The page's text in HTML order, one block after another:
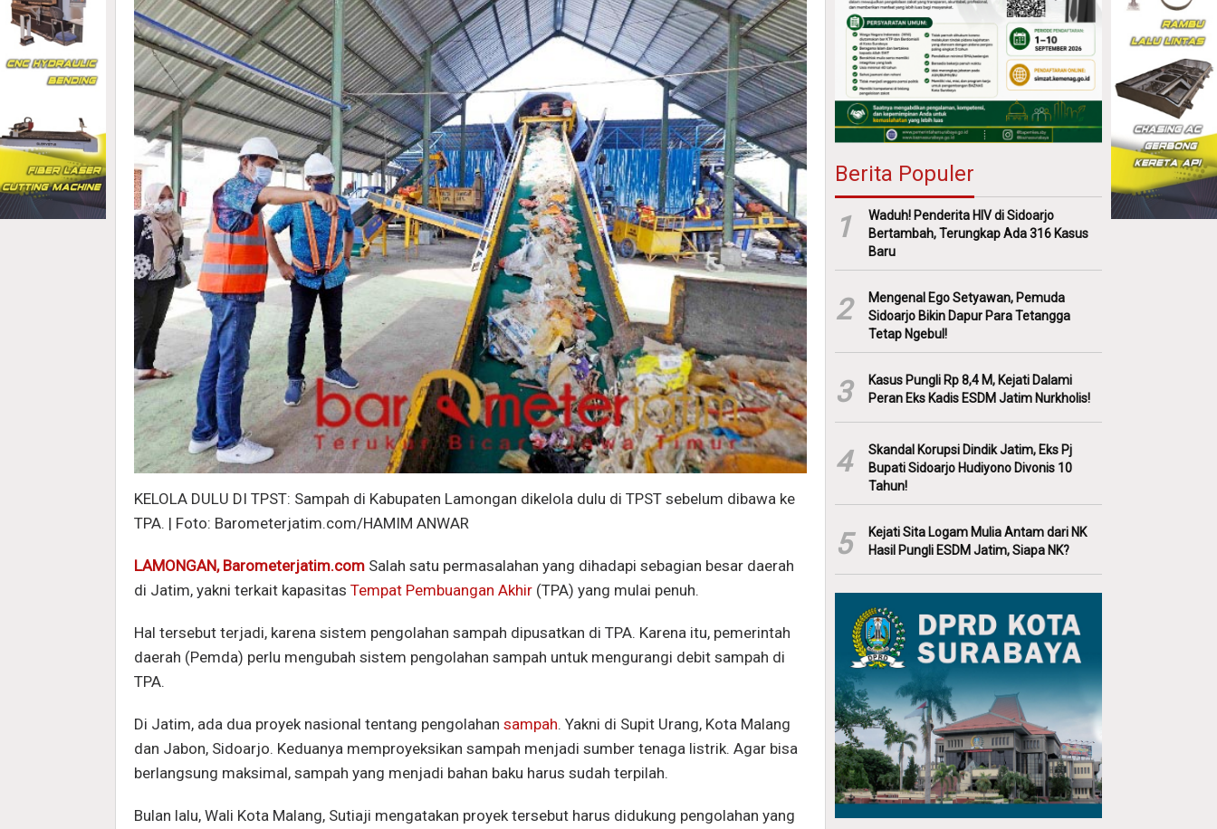
KELOLA DULU DI TPST: Sampah di Kabupaten Lamongan dikelola dulu di TPST sebelum dibawa ke
TPA. | Foto: Barometerjatim.com/HAMIM ANWAR
LAMONGAN, Barometerjatim.com Salah satu permasalahan yang dihadapi sebagian besar daerah
di Jatim, yakni terkait kapasitas Tempat Pembuangan Akhir (TPA) yang mulai penuh.
Hal tersebut terjadi, karena sistem pengolahan sampah dipusatkan di TPA. Karena itu, pemerintah
daerah (Pemda) perlu mengubah sistem pengolahan sampah untuk mengurangi debit sampah di
TPA.
Di Jatim, ada dua proyek nasional tentang pengolahan sampah. Yakni di Supit Urang, Kota Malang
dan Jabon, Sidoarjo. Keduanya memproyeksikan sampah menjadi sumber tenaga listrik. Agar bisa
berlangsung maksimal, sampah yang menjadi bahan baku harus sudah terpilah.
Bulan lalu, Wali Kota Malang, Sutiaji mengatakan proyek tersebut harus didukung pengolahan yang
Berita Populer
1
Waduh! Penderita HIV di Sidoarjo
Bertambah, Terungkap Ada 316 Kasus
Baru
2
Mengenal Ego Setyawan, Pemuda
Sidoarjo Bikin Dapur Para Tetangga
Tetap Ngebul!
3
Kasus Pungli Rp 8,4 M, Kejati Dalami
Peran Eks Kadis ESDM Jatim Nurkholis!
4
Skandal Korupsi Dindik Jatim, Eks Pj
Bupati Sidoarjo Hudiyono Divonis 10
Tahun!
5
Kejati Sita Logam Mulia Antam dari NK
Hasil Pungli ESDM Jatim, Siapa NK?